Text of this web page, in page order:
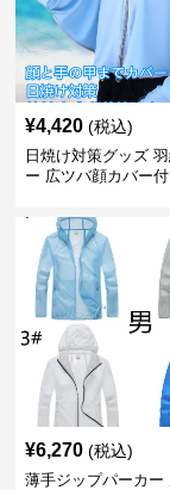
¥4,420 (税込)
日焼け対策グッズ
ー 広ツバ顔カバー
¥6,270 (税込)
薄手ジップパーカー